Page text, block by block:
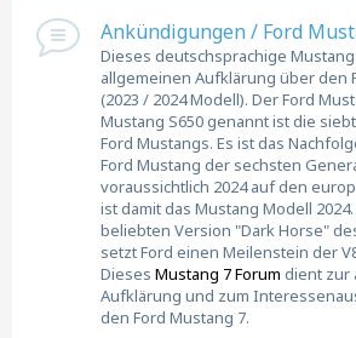
Ankündigungen / Ford
Dieses deutschsprachige
allgemeinen Aufklärung über den
(2023 / 2024 Modell). Der Ford
Mustang S650 genannt ist die
Ford Mustangs. Es ist das
Ford Mustang der sechsten
voraussichtlich 2024 auf den
ist damit das Mustang Modell
beliebten Version "Dark Horse"
setzt Ford einen Meilenstein der
Dieses Mustang 7 Forum dient zur
Aufklärung und zum
den Ford Mustang 7.